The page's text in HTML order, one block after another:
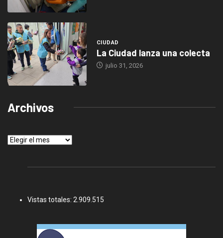
CIUDAD
La Ciudad lanza una colecta
julio 31, 2026
Archivos
Archivos
Vistas totales: 2.909.515